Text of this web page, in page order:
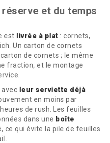
et du temps
est livrée à plat : cornets,
Un carton de cornets
de cornets ; le même
fraction, et le montage
avec leur serviette déjà
en moins par
de rush. Les feuilles
dans une boîte
ce qui évite la pile de feuilles